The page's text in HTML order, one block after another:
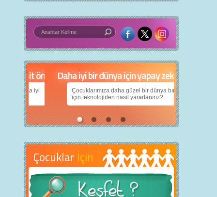
Daha iyi bir dünya için yapay zekâ
Çocuklarımıza daha güzel bir dünya bırakabilmek
için teknolojiden nasıl yararlanırız?
Çocuklar İçin